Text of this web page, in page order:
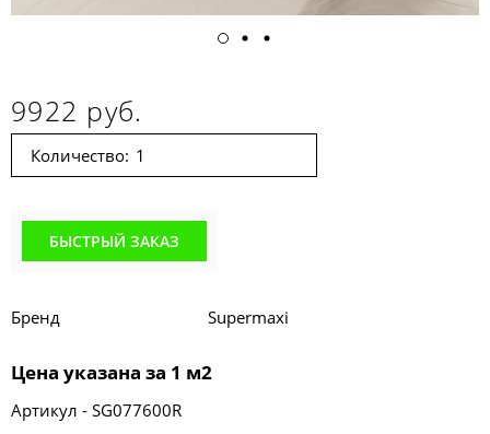
9922 руб.
Количество:
БЫСТРЫЙ ЗАКАЗ
Бренд Supermaxi
Цена указана за 1 м2
Артикул - SG077600R